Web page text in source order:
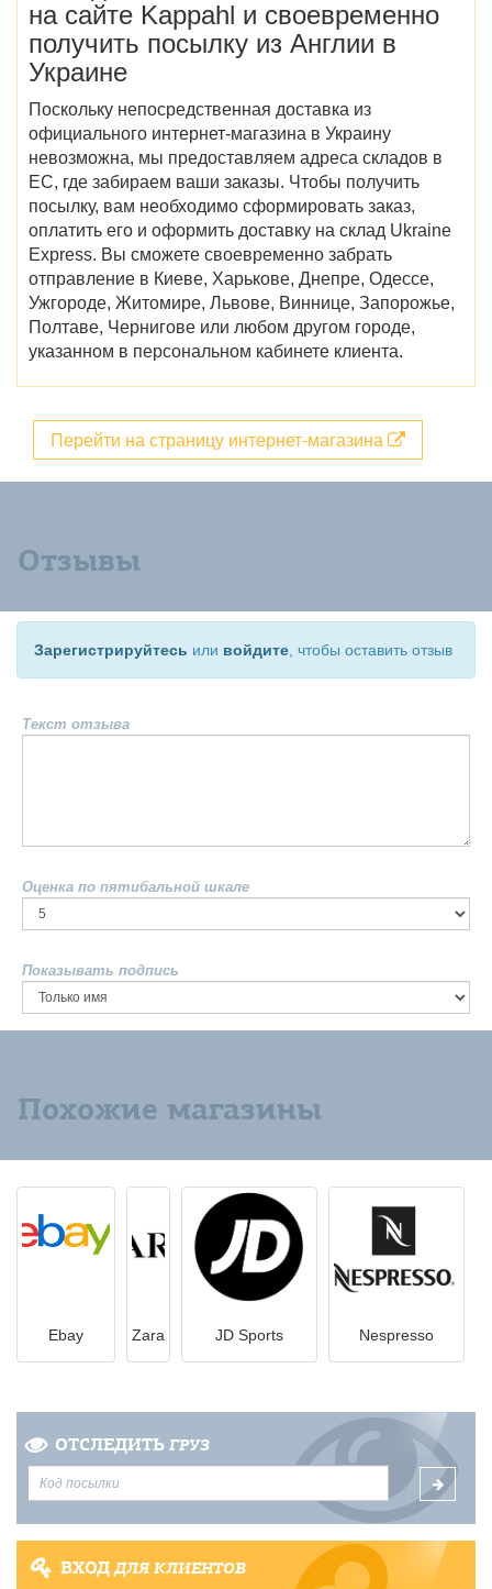
на сайте Kappahl и своевременно
получить посылку из Англии в
Украине
Поскольку непосредственная доставка из
официального интернет-магазина в Украину
невозможна, мы предоставляем адреса складов в
ЕС, где забираем ваши заказы. Чтобы получить
посылку, вам необходимо сформировать заказ,
оплатить его и оформить доставку на склад Ukraine
Express. Вы сможете своевременно забрать
отправление в Киеве, Харькове, Днепре, Одессе,
Ужгороде, Житомире, Львове, Виннице, Запорожье,
Полтаве, Чернигове или любом другом городе,
указанном в персональном кабинете клиента.
Перейти на страницу интернет-магазина
Отзывы
Зарегистрируйтесь или войдите , чтобы оставить отзыв
Текст отзыва
Оценка по пятибальной шкале
Показывать подпись
Похожие магазины
Ebay Zara JD Sports Nespresso
ОТСЛЕДИТЬ ГРУЗ
ВХОДДЛЯ КЛИЕНТОВ